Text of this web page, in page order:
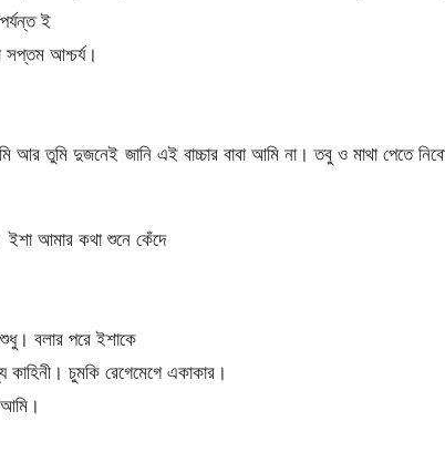
ই
সপ্তম আশ্চর্য।
আর তুমি দুজনেই জানি এই বাচ্চার বাবা আমি না। তবু ও মাথা পেতে
ইশা আমার কথা শুনে কেঁদে
বলার পরে ইশাকে
চুমকি রেগেমেগে একাকার।